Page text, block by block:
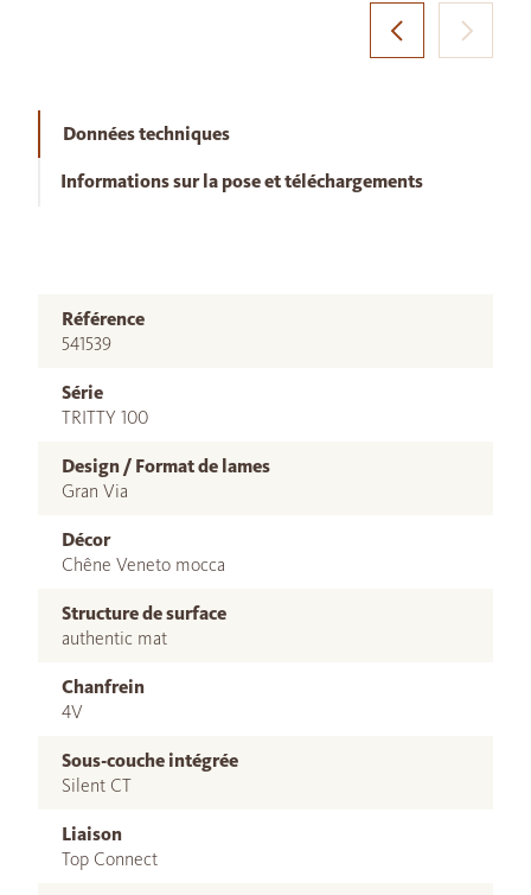
Données techniques
Informations sur la pose et téléchargements
Référence
541539
Série
TRITTY 100
Design / Format de lames
Gran Via
Décor
Chêne Veneto mocca
Structure de surface
authentic mat
Chanfrein
4V
Sous-couche intégrée
Silent CT
Liaison
Top Connect